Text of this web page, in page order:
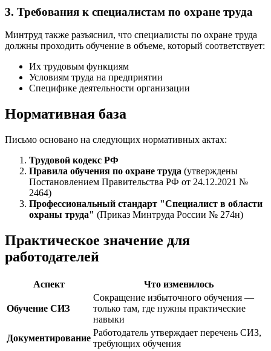
3. Требования к специалистам по охране труда
Минтруд также разъяснил, что специалисты по охране труда
должны проходить обучение в объеме, который соответствует:
Их трудовым функциям
Условиям труда на предприятии
Специфике деятельности организации
Нормативная база
Письмо основано на следующих нормативных актах:
Трудовой кодекс РФ
Правила обучения по охране труда (утверждены
Постановлением Правительства РФ от 24.12.2021 №
2464)
Профессиональный стандарт "Специалист в области
охраны труда" (Приказ Минтруда России № 274н)
Практическое значение для
работодателей
Аспект Что изменилось
Обучение СИЗ
Сокращение избыточного обучения —
только там, где нужны практические
навыки
Документирование
Работодатель утверждает перечень СИЗ,
требующих обучения